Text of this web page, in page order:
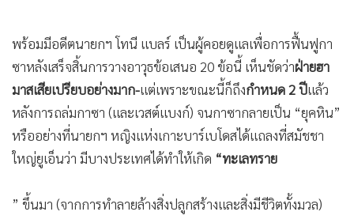
นักรบฮามาสจะได้รับการอภัยโทษ-
ให้เลือกว่าจะเดินทางออกไป
จากกาซาก็ได้-
และเมื่อฮามาสปล่อยตัวประกันออกมาหมดแล้ว
ทางฝ่ายอิสราเอลถึงจะปล่อยนักโทษปาเลสไตน์-โดยกองกำลัง
IDF จะทยอยถอนกำลังออกจากกาซา
(ไม่มีรายละเอียดการถอน
ทหาร IDF หรือกำหนดเวลาตายตัว)
ที่สำคัญคือ
แลกเปลี่ยนตัวประกัน/นักโทษในครั้งนี้